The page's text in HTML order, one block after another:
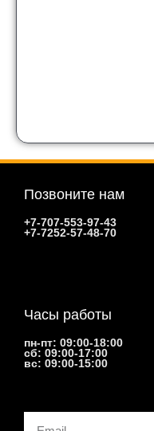
Позвоните нам
+7-707-553-97-43
+7-7252-57-48-70
Часы работы
пн-пт: 09:00-18:00
сб: 09:00-17:00
вс: 09:00-15:00
Email